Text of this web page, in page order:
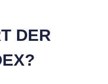
DER